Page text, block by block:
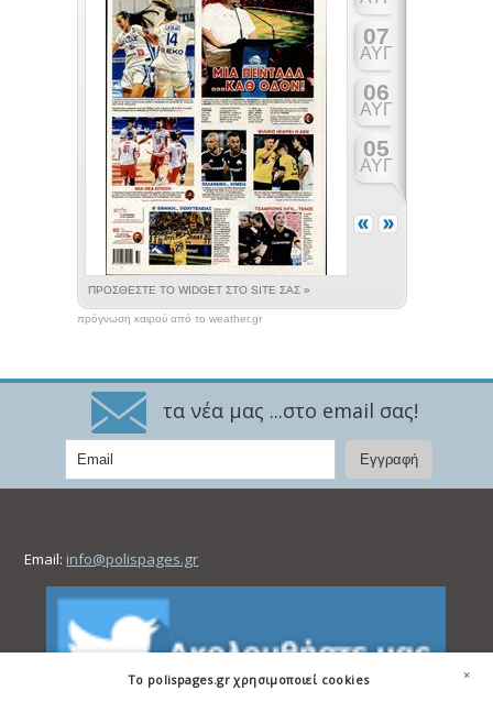
πρόγνωση καιρού από το weather.gr
τα νέα μας ...στο email σας!
Email: info@polispages.gr
×
To polispages.gr χρησιμοποιεί cookies